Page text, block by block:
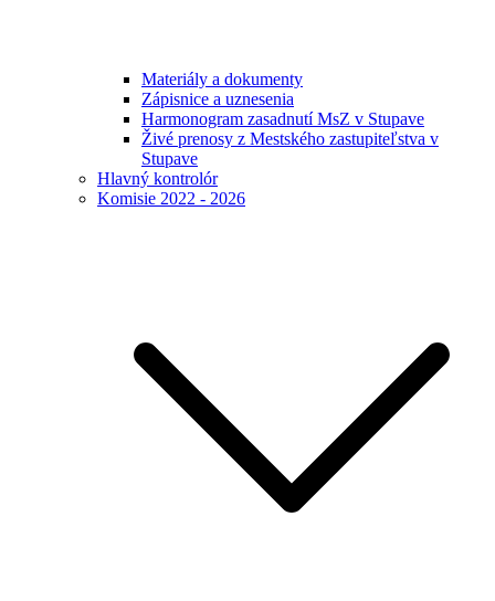
Materiály a dokumenty
Zápisnice a uznesenia
Harmonogram zasadnutí MsZ v Stupave
Živé prenosy z Mestského zastupiteľstva v
Stupave
Hlavný kontrolór
Komisie 2022 - 2026